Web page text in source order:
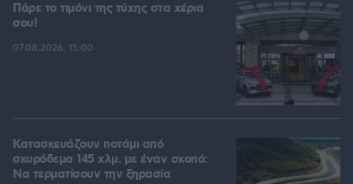
Πάρε το τιμόνι της τύχης στα χέρια
σου!
07.08.2026, 15:00
Κατασκευάζουν ποτάμι από
σκυρόδεμα 145 χλμ. με έναν σκοπό:
Να τερματίσουν την ξηρασία